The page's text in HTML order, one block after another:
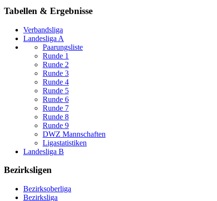
Tabellen & Ergebnisse
Verbandsliga
Landesliga A
Paarungsliste
Runde 1
Runde 2
Runde 3
Runde 4
Runde 5
Runde 6
Runde 7
Runde 8
Runde 9
DWZ Mannschaften
Ligastatistiken
Landesliga B
Bezirksligen
Bezirksoberliga
Bezirksliga